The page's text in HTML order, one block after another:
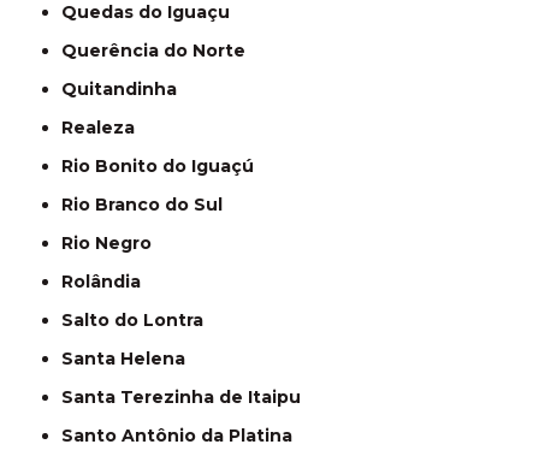
Quedas do Iguaçu
Querência do Norte
Quitandinha
Realeza
Rio Bonito do Iguaçú
Rio Branco do Sul
Rio Negro
Rolândia
Salto do Lontra
Santa Helena
Santa Terezinha de Itaipu
Santo Antônio da Platina